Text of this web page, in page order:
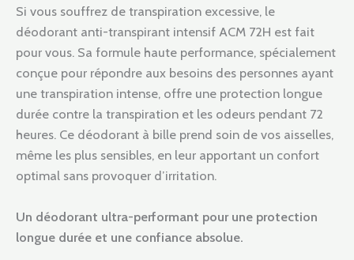
Si vous souffrez de transpiration excessive, le
déodorant anti-transpirant intensif ACM 72H est fait
pour vous. Sa formule haute performance, spécialement
conçue pour répondre aux besoins des personnes ayant
une transpiration intense, offre une protection longue
durée contre la transpiration et les odeurs pendant 72
heures. Ce déodorant à bille prend soin de vos aisselles,
même les plus sensibles, en leur apportant un confort
optimal sans provoquer d’irritation.
Un déodorant ultra-performant pour une protection
longue durée et une confiance absolue.